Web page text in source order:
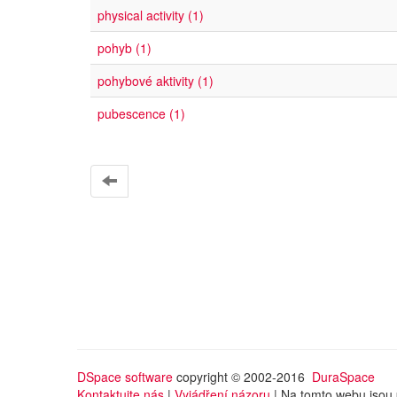
physical activity (1)
pohyb (1)
pohybové aktivity (1)
pubescence (1)
DSpace software copyright © 2002-2016 DuraSpace